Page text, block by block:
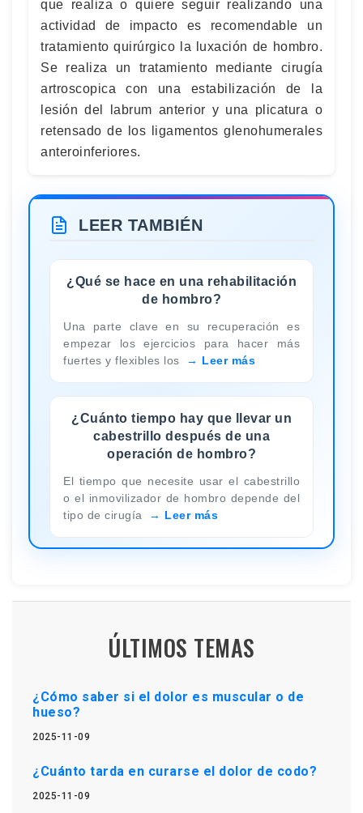
que realiza o quiere seguir realizando una
actividad de impacto es recomendable un
tratamiento quirúrgico la luxación de hombro.
Se realiza un tratamiento mediante cirugía
artroscopica con una estabilización de la
lesión del labrum anterior y una plicatura o
retensado de los ligamentos glenohumerales
anteroinferiores.
LEER TAMBIÉN
¿Qué se hace en una rehabilitación
de hombro?
Una parte clave en su recuperación es
empezar los ejercicios para hacer más
fuertes y flexibles los
Leer más
¿Cuánto tiempo hay que llevar un
cabestrillo después de una
operación de hombro?
El tiempo que necesite usar el cabestrillo
o el inmovilizador de hombro depende del
tipo de cirugía
Leer más
ÚLTIMOS TEMAS
¿Cómo saber si el dolor es muscular o de
hueso?
2025-11-09
¿Cuánto tarda en curarse el dolor de codo?
2025-11-09